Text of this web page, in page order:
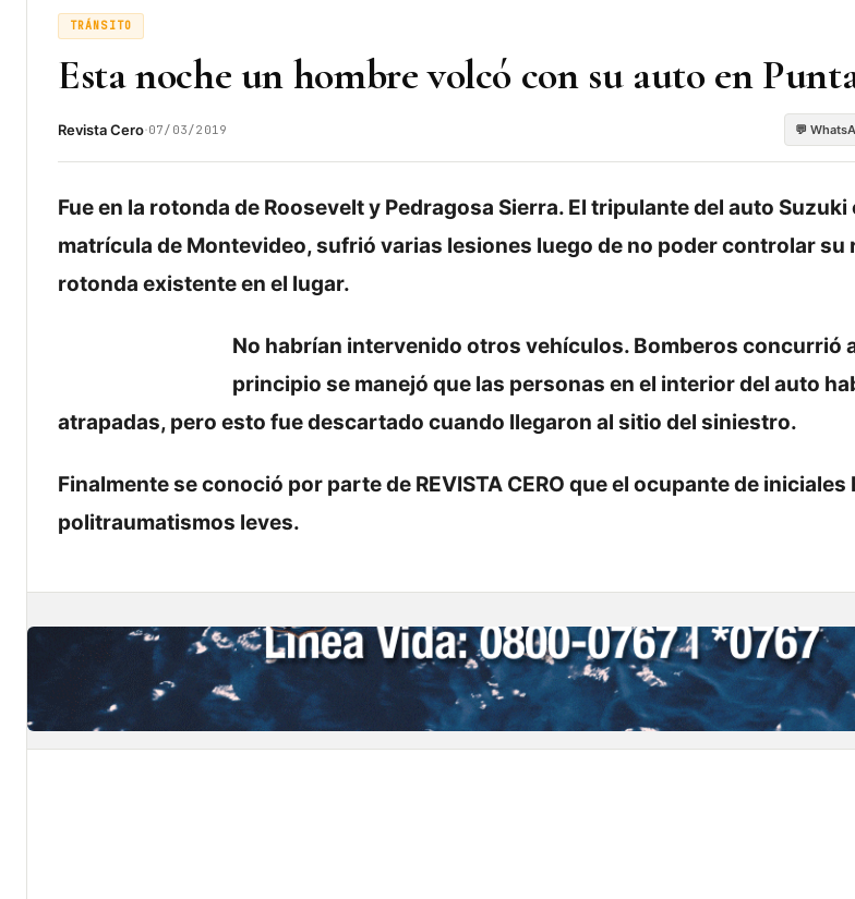
TRÁNSITO
Esta noche un hombre volcó con su auto en
Revista Cero·07/03/2019 💬
Fue en la rotonda de Roosevelt y Pedragosa Sierra. El tripulante del auto Suzuki
matrícula de Montevideo, sufrió varias lesiones luego de no poder controlar su
rotonda existente en el lugar.
No habrían intervenido otros vehículos. Bomberos concurrió
principio se manejó que las personas en el interior del auto
atrapadas, pero esto fue descartado cuando llegaron al sitio del siniestro.
Finalmente se conoció por parte de REVISTA CERO que el ocupante de iniciales
politraumatismos leves.